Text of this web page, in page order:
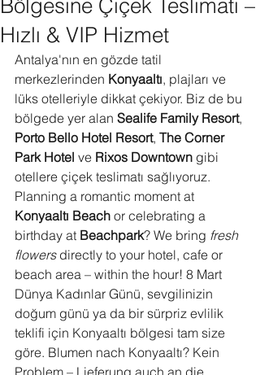
Bölgesine Çiçek Teslimatı –
Hızlı & VIP Hizmet
Antalya'nın en gözde tatil
merkezlerinden Konyaaltı, plajları ve
lüks otelleriyle dikkat çekiyor. Biz de bu
bölgede yer alan Sealife Family Resort,
Porto Bello Hotel Resort, The Corner
Park Hotel ve Rixos Downtown gibi
otellere çiçek teslimatı sağlıyoruz.
Planning a romantic moment at
Konyaaltı Beach or celebrating a
birthday at Beachpark? We bring fresh
flowers directly to your hotel, cafe or
beach area – within the hour! 8 Mart
Dünya Kadınlar Günü, sevgilinizin
doğum günü ya da bir sürpriz evlilik
teklifi için Konyaaltı bölgesi tam size
göre. Blumen nach Konyaaltı? Kein
Problem – Lieferung auch an die